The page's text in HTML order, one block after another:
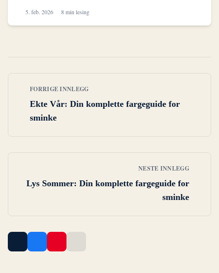
5. feb. 2026 8 min lesing
FORRIGE INNLEGG
Ekte Vår: Din komplette fargeguide for
sminke
NESTE INNLEGG
Lys Sommer: Din komplette fargeguide for
sminke